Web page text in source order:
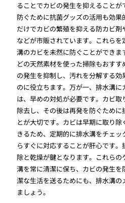
ることでカビの発生を抑えること
防ぐために抗菌グッズの活用も効
だけでカビの繁殖を抑える防カビ
などが市販されています。これら
溝のカビを未然に防ぐことができ
どの天然素材を使った掃除もおす
の発生を抑制し、汚れを分解する
のに役立ちます。万が一、排水溝
は、早めの対処が必要です。カビ
除去し、その後は再発を防ぐため
とが大切です。カビは早期に取り
きるため、定期的に排水溝をチェ
らすぐに対応することが肝心です
除と乾燥が鍵となります。これら
溝を常に清潔に保ち、カビの発生
潔な生活を送るためにも、排水溝
ましょう。